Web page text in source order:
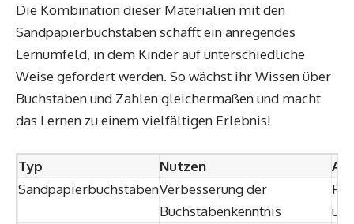
Die Kombination dieser Materialien mit den
Sandpapierbuchstaben schafft ein anregendes
Lernumfeld, in dem Kinder auf unterschiedliche
Weise gefordert werden. So wächst ihr Wissen über
Buchstaben und Zahlen gleichermaßen und macht
das Lernen zu einem vielfältigen Erlebnis!
Typ Nutzen
SandpapierbuchstabenVerbesserung der
Buchstabenkenntnis